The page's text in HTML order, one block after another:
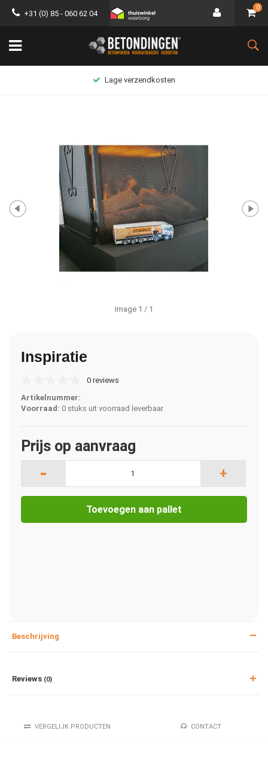
+31 (0) 85 - 060 62 04
0
Lage verzendkosten
Image 1 / 1
Inspiratie
0 reviews
Artikelnummer:
Voorraad: 0 stuks uit voorraad leverbaar
Prijs op aanvraag
- +
Toevoegen aan pallet
Beschrijving
Reviews (0)
VERGELIJK PRODUCTEN CONTACT